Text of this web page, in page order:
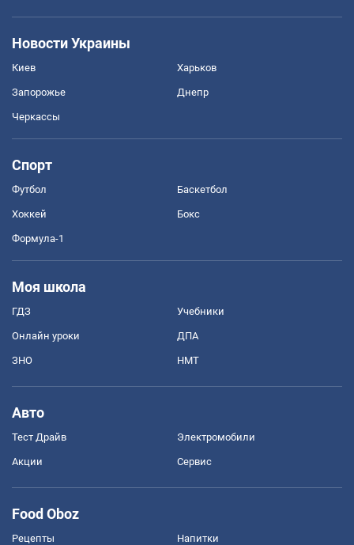
Новости Украины
Киев Харьков
Запорожье Днепр
Черкассы
Спорт
Футбол Баскетбол
Хоккей Бокс
Формула-1
Моя школа
ГДЗ Учебники
Онлайн уроки ДПА
ЗНО НМТ
Авто
Тест Драйв Электромобили
Акции Сервис
Food Oboz
Рецепты Напитки